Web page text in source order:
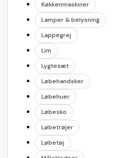
Køkkenmaskiner
Lamper & belysning
Lappegrej
Lim
Lygtesæt
Løbehandsker
Løbehuer
Løbesko
Løbetrøjer
Løbetøj